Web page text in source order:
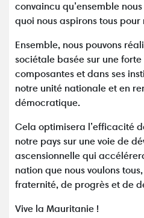
convaincu qu’ensemble
quoi nous aspirons tous pour
Ensemble, nous pouvons
sociétale basée sur une
composantes et dans ses
notre unité nationale et en
démocratique.
Cela optimisera l’efficacité
notre pays sur une voie de
ascensionnelle qui
nation que nous voulons
fraternité, de progrès et de
Vive la Mauritanie !